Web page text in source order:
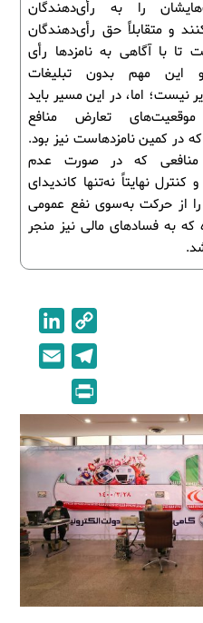
را به رأی‌دهندگان
و متقابلاً حق رأی‌دهندگان
تا با آگاهی به نامزدها رأی
این مهم بدون تبلیغات
نیست؛ اما، در این مسیر باید
تعارض منافع
که در کمین نامزدهاست نیز بود.
منافعی که در صورت عدم
کنترل نهایتاً نه‌تنها کاندیدای
از حرکت به‌سوی نفع عمومی
که به فسادهای مالی نیز منجر
o
p
y
L
i
n
k
i
n
e
d
I
n
e
l
e
g
r
a
m
i
l
r
i
n
t